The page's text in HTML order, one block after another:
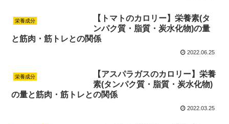
栄養成分
【トマトのカロリー】栄養素(タ
ンパク質・脂質・炭水化物)の量
と筋肉・筋トレとの関係
2022.06.25
栄養成分
【アスパラガスのカロリー】栄養
素(タンパク質・脂質・炭水化物)
の量と筋肉・筋トレとの関係
2022.03.25